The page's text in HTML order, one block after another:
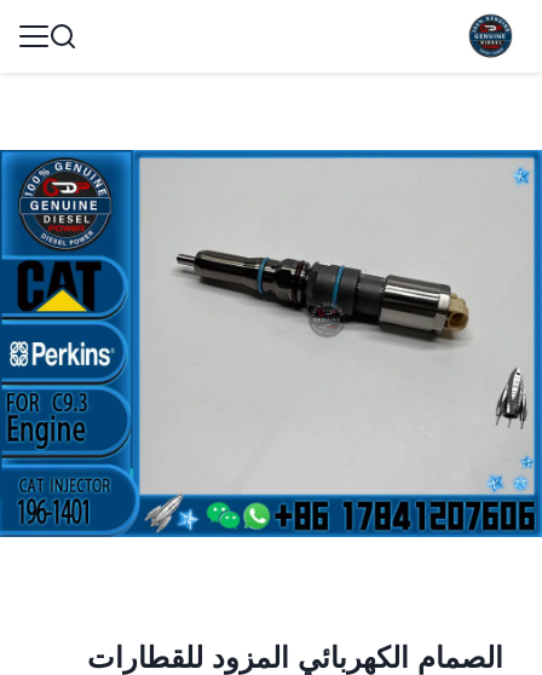
الصمام الكهربائي المزود للقطارات